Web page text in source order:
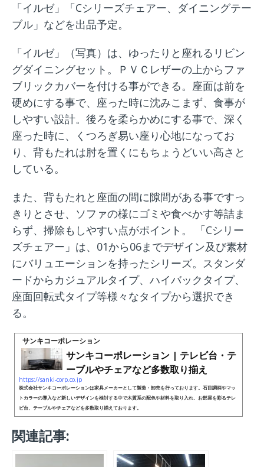
「イルゼ」「Cシリーズチェアー、ダイニングテー
ブル」などを出品予定。
「イルゼ」（写真）は、ゆったりと座れるリビン
グダイニングセット。ＰＶＣレザーの上からファ
ブリックカバーを付ける事ができる。座面は前を
硬めにする事で、座った時に沈みこまず、食事が
しやすい設計。後ろを柔らかめにする事で、深く
座った時に、くつろぎ易い座り心地になってお
り、背もたれは肘を置くにもちょうどいい高さと
している。
また、背もたれと座面の間に隙間がある事ですっ
きりとさせ、ソファの様にゴミや食べかす等詰ま
らず、掃除もしやすい点がポイント。 「Cシリー
ズチェアー」は、01から06までデザイン及び素材
にバリュエーションを持ったシリーズ。スタンダ
ードからカジュアルタイプ、ハイバックタイプ、
座面回転式タイプ等様々なタイプから選択でき
る。
サンキコーポレーション
サンキコーポレーション | テレビ台・テ
ーブルやチェアなど多数取り揃え
https://sanki-corp.co.jp
株式会社サンキコーポレーションは家具メーカーとして製造・卸売を行っております。石目調柄やマッ
トカラーの導入など新しいデザインを検討する中で木質系の配色や材料を取り入れ、お部屋を彩るテレ
ビ台、テーブルやチェアなどを多数取り揃えております。
関連記事: